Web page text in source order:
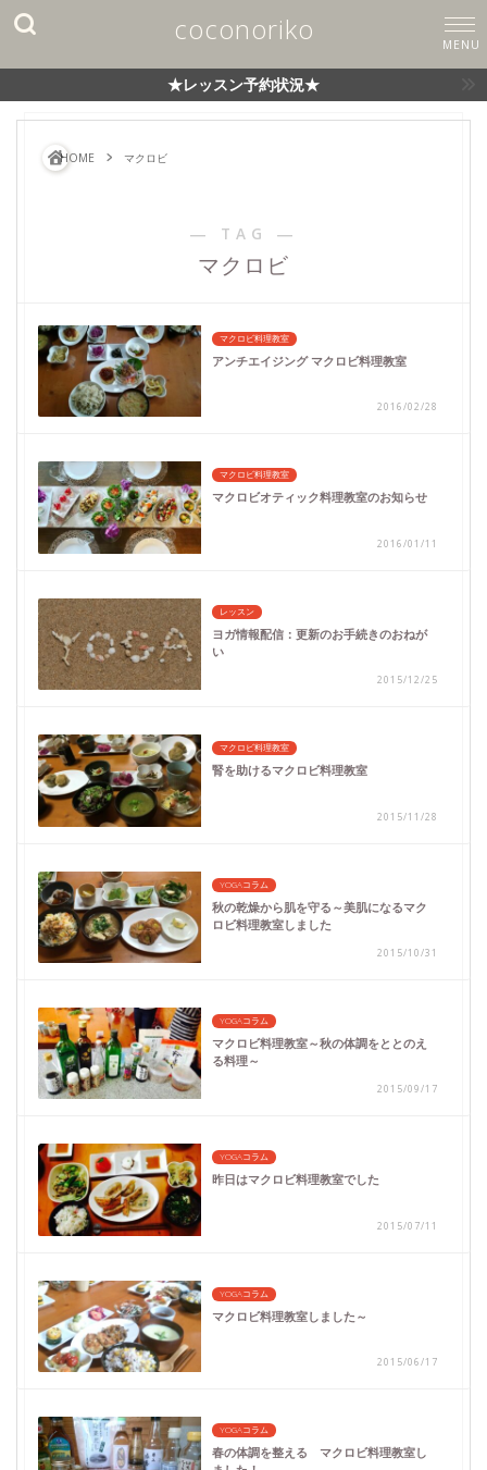
coconoriko
★レッスン予約状況★
HOME マクロビ
― TAG ―
マクロビ
マクロビ料理教室
アンチエイジング マクロビ料理教室
2016/02/28
マクロビ料理教室
マクロビオティック料理教室のお知らせ
2016/01/11
レッスン
ヨガ情報配信：更新のお手続きのおねが
い
2015/12/25
マクロビ料理教室
腎を助けるマクロビ料理教室
2015/11/28
YOGAコラム
秋の乾燥から肌を守る～美肌になるマク
ロビ料理教室しました
2015/10/31
YOGAコラム
マクロビ料理教室～秋の体調をととのえ
る料理～
2015/09/17
YOGAコラム
昨日はマクロビ料理教室でした
2015/07/11
YOGAコラム
マクロビ料理教室しました～
2015/06/17
YOGAコラム
春の体調を整える マクロビ料理教室し